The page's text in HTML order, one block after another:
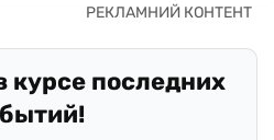
курсе последних